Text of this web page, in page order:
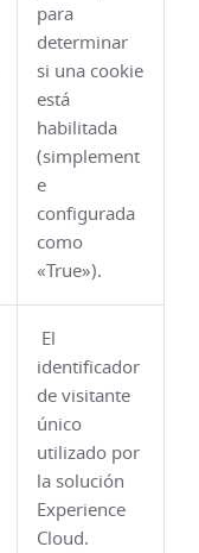
para
determinar
si una cookie
está
habilitada
(simplement
e
configurada
como
«True»).
El
identificador
de visitante
único
utilizado por
la solución
Experience
Cloud.